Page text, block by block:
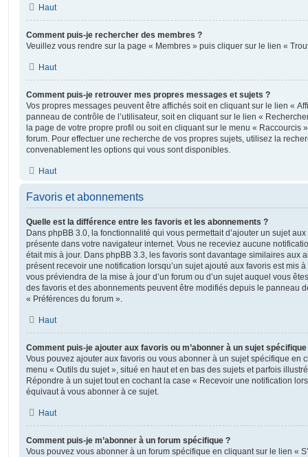
Haut
Comment puis-je rechercher des membres ?
Veuillez vous rendre sur la page « Membres » puis cliquer sur le lien «
Haut
Comment puis-je retrouver mes propres messages et sujets ?
Vos propres messages peuvent être affichés soit en cliquant sur le lien «
panneau de contrôle de l’utilisateur, soit en cliquant sur le lien «
la page de votre propre profil ou soit en cliquant sur le menu « Raccourcis
forum. Pour effectuer une recherche de vos propres sujets, utilisez la
convenablement les options qui vous sont disponibles.
Haut
Favoris et abonnements
Quelle est la différence entre les favoris et les abonnements ?
Dans phpBB 3.0, la fonctionnalité qui vous permettait d’ajouter un sujet
présente dans votre navigateur internet. Vous ne receviez aucune
était mis à jour. Dans phpBB 3.3, les favoris sont davantage similaires aux
présent recevoir une notification lorsqu’un sujet ajouté aux favoris est mis
vous préviendra de la mise à jour d’un forum ou d’un sujet auquel vous
des favoris et des abonnements peuvent être modifiés depuis le panneau
« Préférences du forum ».
Haut
Comment puis-je ajouter aux favoris ou m’abonner à un sujet spécifique
Vous pouvez ajouter aux favoris ou vous abonner à un sujet spécifique en
menu « Outils du sujet », situé en haut et en bas des sujets et parfois
Répondre à un sujet tout en cochant la case « Recevoir une notification
équivaut à vous abonner à ce sujet.
Haut
Comment puis-je m’abonner à un forum spécifique ?
Vous pouvez vous abonner à un forum spécifique en cliquant sur le lien «